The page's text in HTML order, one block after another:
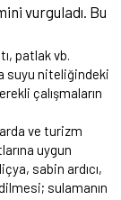
vurguladı. Bu
patlak vb.
suyu niteliğindeki
çalışmaların
ve turizm
uygun
sabin ardıcı,
sulamanın